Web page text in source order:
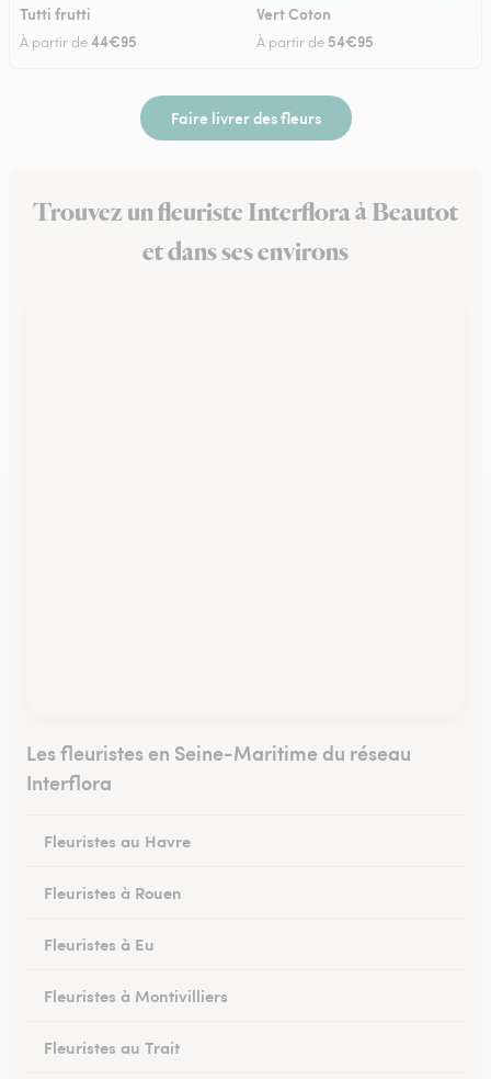
Tutti frutti
À partir de44€95
Vert Coton
À partir de 54€95
Faire livrer des fleurs
Trouvez un fleuriste Interflora à Beautot
et dans ses environs
Les fleuristes en Seine-Maritime du réseau
Interflora
Fleuristes au Havre
Fleuristes à Rouen
Fleuristes à Eu
Fleuristes à Montivilliers
Fleuristes au Trait